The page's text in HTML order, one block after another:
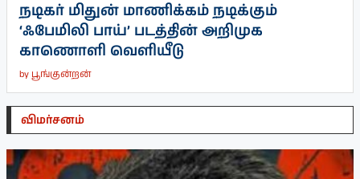
நடிகர் மிதுன் மாணிக்கம் நடிக்கும்
‘ஃபேமிலி பாய்’ படத்தின் அறிமுக
காணொளி வெளியீடு
byபூங்குன்றன்
விமர்சனம்